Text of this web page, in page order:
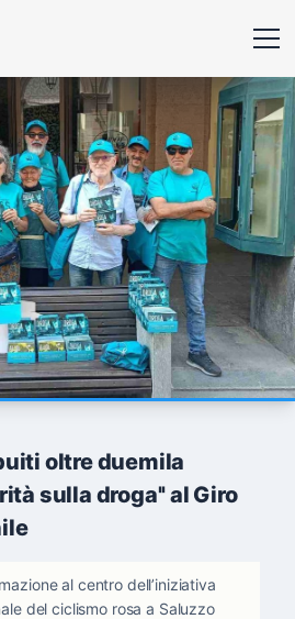
oltre duemila
sulla droga'' al Giro
al centro dell’iniziativa
del ciclismo rosa a Saluzzo